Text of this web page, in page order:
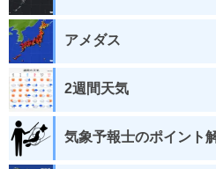
アメダス
2週間天気
気象予報士のポイント